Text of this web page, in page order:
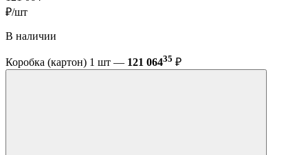
₽/шт
В наличии
Коробка (картон) 1 шт — 121 06435 ₽